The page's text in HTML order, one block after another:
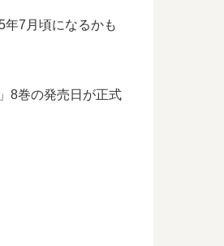
7月頃になるかも
8巻の発売日が正式